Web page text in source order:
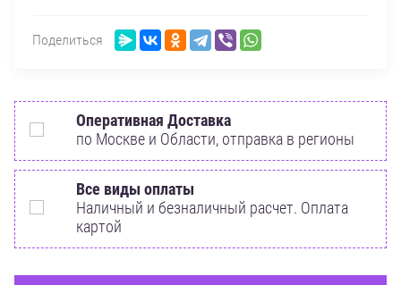
Поделиться
Оперативная Доставка
по Москве и Области, отправка в регионы
Все виды оплаты
Наличный и безналичный расчет. Оплата
картой